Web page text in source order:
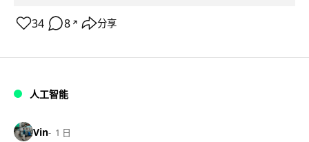
34 8 ↗ 分享
人工智能
Vin 1 日